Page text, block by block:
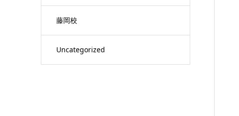
藤岡校
Uncategorized